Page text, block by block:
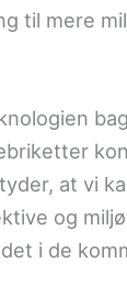
til mere
bag
at vi
og
i de